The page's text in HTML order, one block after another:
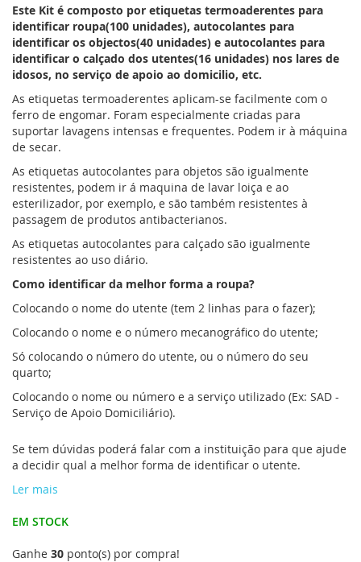
imagens
Este Kit é composto por etiquetas termoaderentes para
identificar roupa(100 unidades), autocolantes para
identificar os objectos(40 unidades) e autocolantes para
identificar o calçado dos utentes(16 unidades) nos lares de
idosos, no serviço de apoio ao domicilio, etc.
As etiquetas termoaderentes aplicam-se facilmente com o
ferro de engomar. Foram especialmente criadas para
suportar lavagens intensas e frequentes. Podem ir à máquina
de secar.
As etiquetas autocolantes para objetos são igualmente
resistentes, podem ir á maquina de lavar loiça e ao
esterilizador, por exemplo, e são também resistentes à
passagem de produtos antibacterianos.
As etiquetas autocolantes para calçado são igualmente
resistentes ao uso diário.
Como identificar da melhor forma a roupa?
Colocando o nome do utente (tem 2 linhas para o fazer);
Colocando o nome e o número mecanográfico do utente;
Só colocando o número do utente, ou o número do seu
quarto;
Colocando o nome ou número e a serviço utilizado (Ex: SAD -
Serviço de Apoio Domiciliário).
Se tem dúvidas poderá falar com a instituição para que ajude
a decidir qual a melhor forma de identificar o utente.
Ler mais
EM STOCK
Ganhe 30 ponto(s) por compra!